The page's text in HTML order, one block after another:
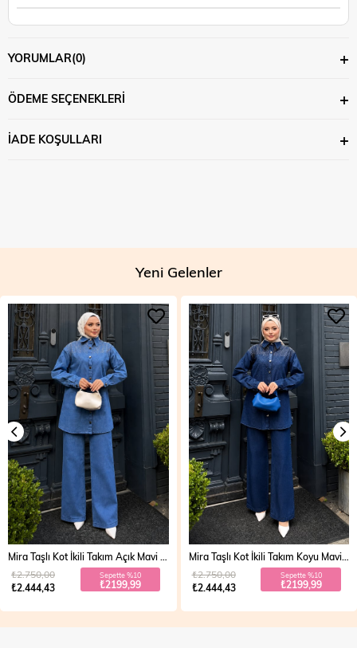
YORUMLAR(0)
ÖDEME SEÇENEKLERI
İADE KOŞULLARI
Yeni Gelenler
₺2.444,43
₺2.750,00 Sepette %10
₺2199,99
Mira Taşlı Kot İkili Takım Koyu Mavi 19286
₺2.444,43
₺2.750,00 Sepette %10
₺2199,99